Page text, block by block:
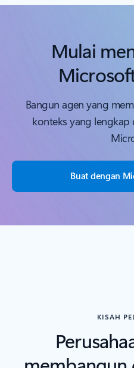
Kembali ke bagian Produk
Mulai
Bangun agen yang
konteks yang lengkap
Buat dengan
KISAH